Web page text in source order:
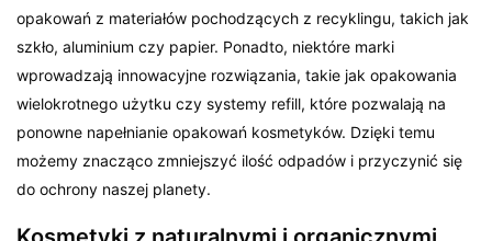
opakowań z materiałów pochodzących z recyklingu, takich jak
szkło, aluminium czy papier. Ponadto, niektóre marki
wprowadzają innowacyjne rozwiązania, takie jak opakowania
wielokrotnego użytku czy systemy refill, które pozwalają na
ponowne napełnianie opakowań kosmetyków. Dzięki temu
możemy znacząco zmniejszyć ilość odpadów i przyczynić się
do ochrony naszej planety.